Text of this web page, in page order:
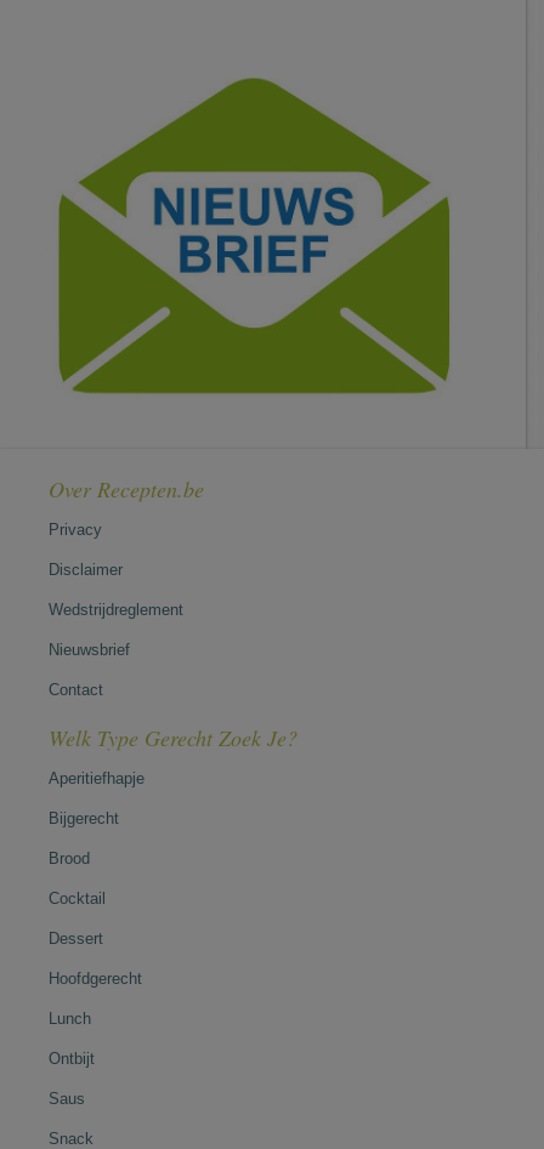
Over Recepten.be
Privacy
Disclaimer
Wedstrijdreglement
Nieuwsbrief
Contact
Welk Type Gerecht Zoek Je?
Aperitiefhapje
Bijgerecht
Brood
Cocktail
Dessert
Hoofdgerecht
Lunch
Ontbijt
Saus
Snack